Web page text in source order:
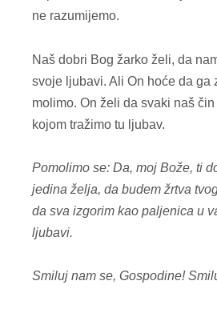
ne razumijemo.
Naš dobri Bog žarko želi, da
svoje ljubavi. Ali On hoće da ga
molimo. On želi da svaki naš
kojom tražimo tu ljubav.
Pomolimo se: Da, moj Bože, ti
jedina želja, da budem žrtva
da sva izgorim kao paljenica u
ljubavi.
Smiluj nam se, Gospodine!